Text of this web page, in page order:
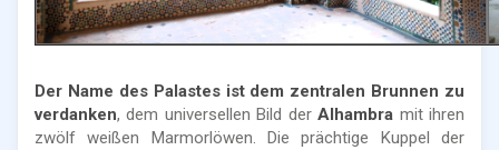
Der Name des Palastes ist dem zentralen Brunnen zu
verdanken, dem universellen Bild derAlhambra mit ihren
zwölf weißen Marmorlöwen. Die prächtige Kuppel der